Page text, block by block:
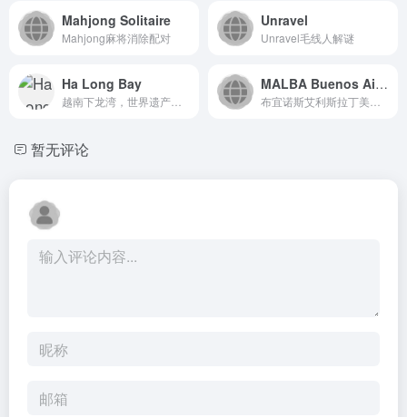
Mahjong Solitaire
Mahjong麻将消除配对
Unravel
Unravel毛线人解谜
Ha Long Bay MALBA Buenos Aires
暂无评论